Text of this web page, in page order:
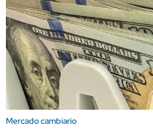
Mercado cambiario